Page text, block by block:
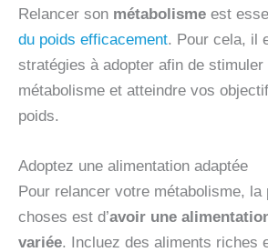
Relancer son métabolisme est
du poids efficacement. Pour cela, il
stratégies à adopter afin de stimuler
métabolisme et atteindre vos
poids.
Adoptez une alimentation adaptée
Pour relancer votre métabolisme, la
choses est d’avoir une
variée. Incluez des aliments riches